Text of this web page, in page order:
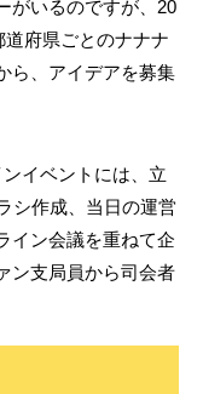
がいるのですが、20
府県ごとのナナナ
ら、アイデアを募集
イベントには、立
シ作成、当日の運営
イン会議を重ねて企
ン支局員から司会者